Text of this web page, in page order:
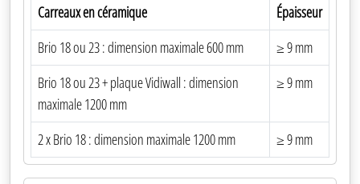
Carreaux en céramique
Épaisseur
Brio 18 ou 23 : dimension maximale 600 mm
≥ 9 mm
Brio 18 ou 23 + plaque Vidiwall : dimension
maximale 1200 mm
≥ 9 mm
2 x Brio 18 : dimension maximale 1200 mm ≥ 9 mm